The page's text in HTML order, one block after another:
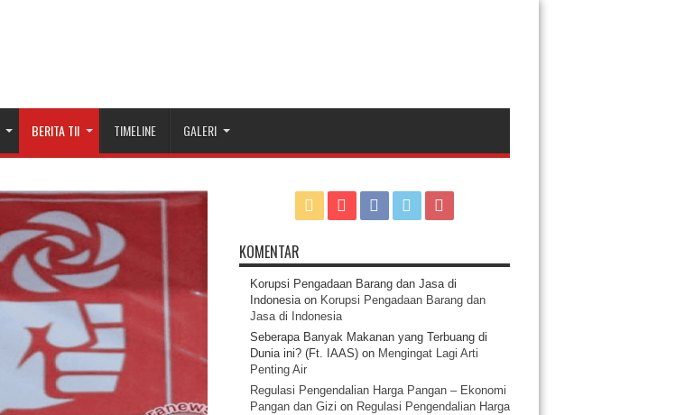
BERITA TII TIMELINE GALERI
KOMENTAR
Korupsi Pengadaan Barang dan Jasa di
Indonesiaon Korupsi Pengadaan Barang dan
Jasa di Indonesia
Seberapa Banyak Makanan yang Terbuang di
Dunia ini? (Ft. IAAS)on Mengingat Lagi Arti
Penting Air
Regulasi Pengendalian Harga Pangan – Ekonomi
Pangan dan Gizi on Regulasi Pengendalian Harga